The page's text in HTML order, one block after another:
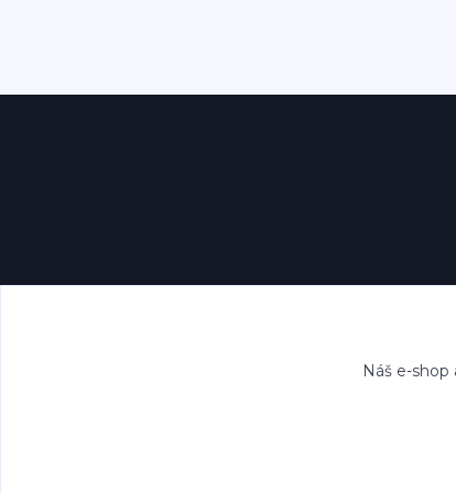
Náš e-